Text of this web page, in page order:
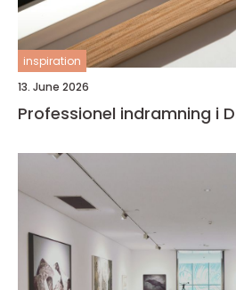
inspiration
13. June 2026
Professionel indramning i